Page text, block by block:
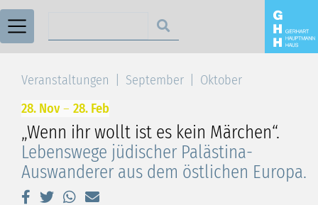
Veranstaltungen September
Oktober
28. Nov – 28. Feb
„Wenn ihr wollt ist es kein Märchen“.
Lebenswege jüdischer Palästina-
Auswanderer aus dem östlichen Europa.